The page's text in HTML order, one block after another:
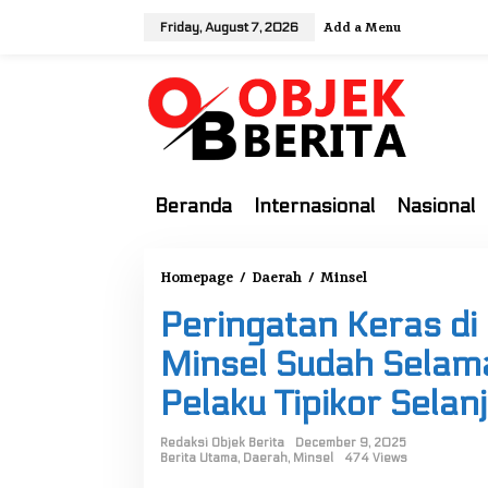
Friday, August 7, 2026 Add a Menu
Beranda Internasional Nasional
Homepage / Daerah / Minsel
r
i
n
g
t
Peringatan Keras
Minsel Sudah
Pelaku Tipikor
Redaksi Objek Berita
December 9, 2025
Berita Utama, Daerah, Minsel 474 Views